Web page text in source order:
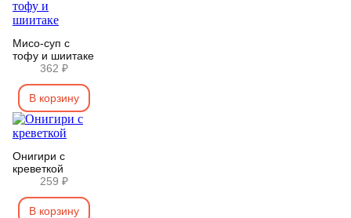
Мисо-суп с
тофу и шиитаке
362 ₽
В корзину
Онигири с
креветкой
259 ₽
В корзину